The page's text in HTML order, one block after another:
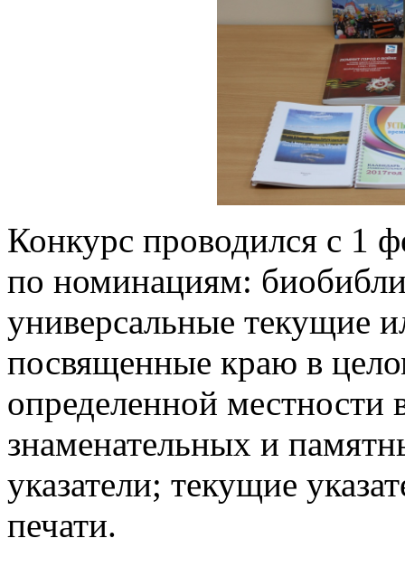
Конкурс проводился с 1
по номинациям:
универсальные текущие
посвященные краю в
определенной местности
знаменательных и
указатели; текущие
печати.